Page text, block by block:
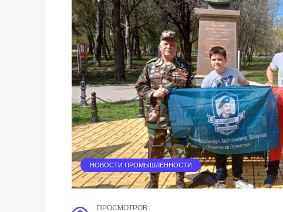
НОВОСТИ ПРОМЫШЛЕННОСТИ
ПРОСМОТРОВ